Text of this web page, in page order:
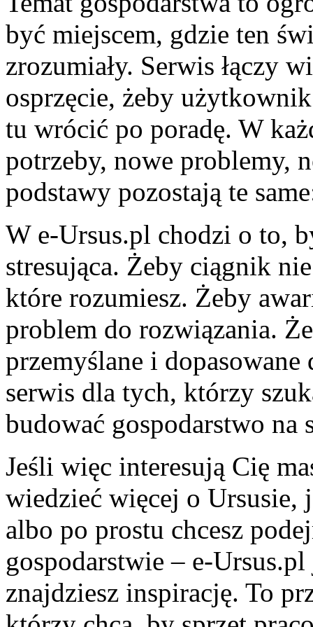
być miejscem, gdzie ten
zrozumiały. Serwis łączy
osprzęcie, żeby
tu wrócić po poradę. W
potrzeby, nowe problemy,
podstawy pozostają te
W e-Ursus.pl chodzi o to,
stresująca. Żeby ciągnik
które rozumiesz. Żeby
problem do rozwiązania.
przemyślane i
serwis dla tych, którzy
budować gospodarstwo na
Jeśli więc interesują Cię
wiedzieć więcej o Ursusie,
albo po prostu chcesz
gospodarstwie – e-
znajdziesz inspirację. To